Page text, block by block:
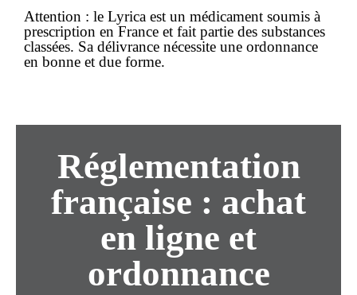
Attention : le Lyrica est un médicament soumis à
prescription en France et fait partie des substances
classées. Sa délivrance nécessite une ordonnance
en bonne et due forme.
Réglementation
française : achat
en ligne et
ordonnance